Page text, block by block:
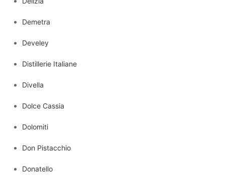
Demetra
Develey
Distillerie Italiane
Divella
Dolce Cassia
Dolomiti
Don Pistacchio
Donatello